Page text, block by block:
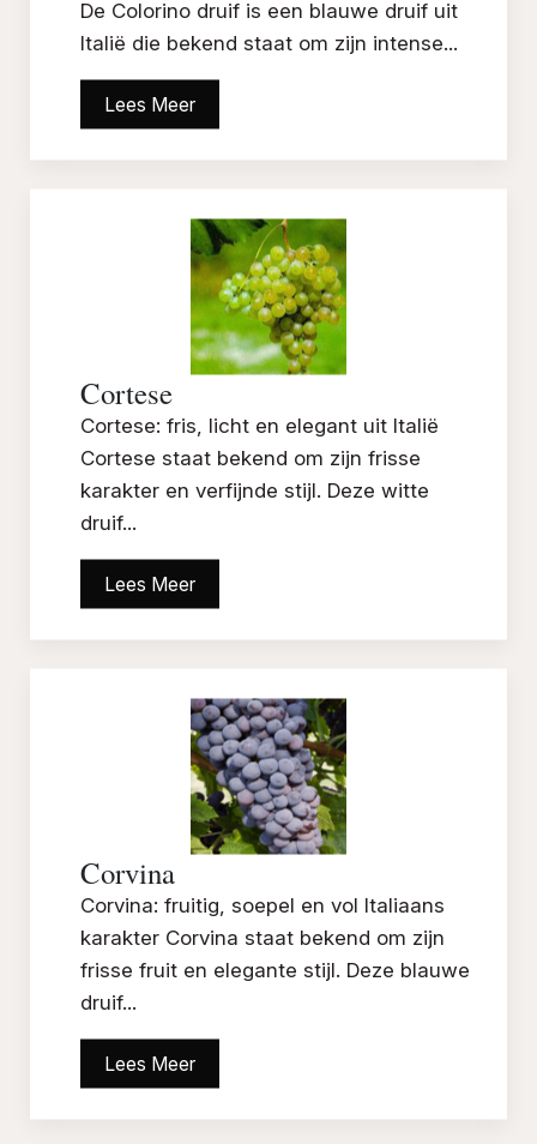
De Colorino druif is een blauwe druif uit
Italië die bekend staat om zijn intense...
Lees Meer
Cortese
Cortese: fris, licht en elegant uit Italië
Cortese staat bekend om zijn frisse
karakter en verfijnde stijl. Deze witte
druif...
Lees Meer
Corvina
Corvina: fruitig, soepel en vol Italiaans
karakter Corvina staat bekend om zijn
frisse fruit en elegante stijl. Deze blauwe
druif...
Lees Meer